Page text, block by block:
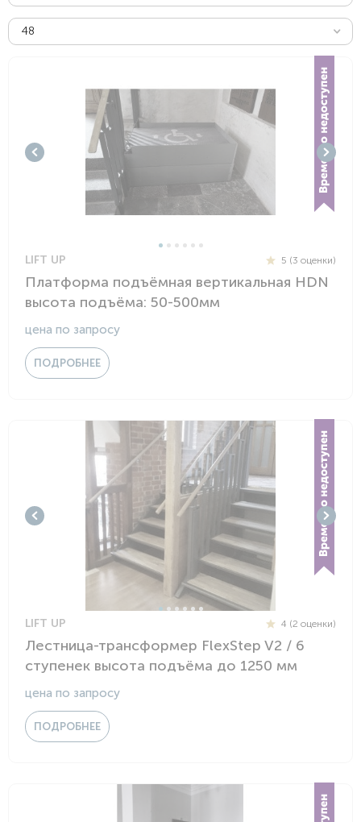
48
LIFT UP 5 (3 оценки)
Платформа подъёмная вертикальная HDN
высота подъёма: 50-500мм
цена по запросу
ПОДРОБНЕЕ
LIFT UP 4 (2 оценки)
Лестница-трансформер FlexStep V2 / 6
ступенек высота подъёма до 1250 мм
цена по запросу
ПОДРОБНЕЕ